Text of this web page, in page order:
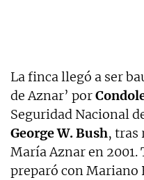
La finca llegó a ser
de Aznar’ por
Seguridad Nacional
George W. Bush, tras
María Aznar en
preparó con Mariano